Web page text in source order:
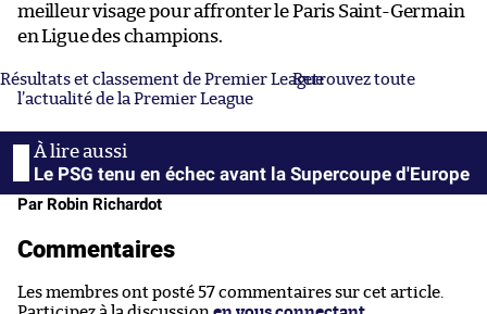
meilleur visage pour affronter le Paris Saint-Germain
en Ligue des champions.
Résultats et classement de Premier LeagueRetrouvez toute
l’actualité de la Premier League
Le PSG tenu en échec avant la Supercoupe d'Europe
Par Robin Richardot
Commentaires
Les membres ont posté 57 commentaires sur cet article.